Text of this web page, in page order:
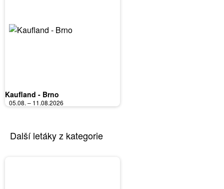
Kaufland - Brno
05.08. – 11.08.2026
Další letáky z kategorie